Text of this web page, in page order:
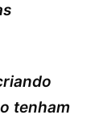
tenham